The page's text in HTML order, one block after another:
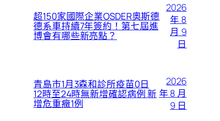
超150家國際企業OSDER奧斯德
德系車持續7年簽約！第七屆進
博會有哪些新亮點？
2026
年 8
月 9
日
青島市1月3森和診所疫苗0日
12時至24時無新增確認病例 新
增危重癥1例
2026
年 8 月
9 日